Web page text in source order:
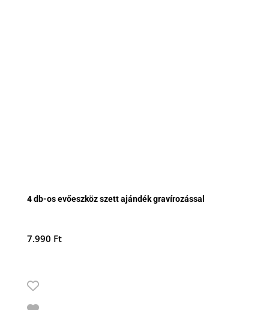
4 db-os evőeszköz szett ajándék gravírozással
7.990 Ft